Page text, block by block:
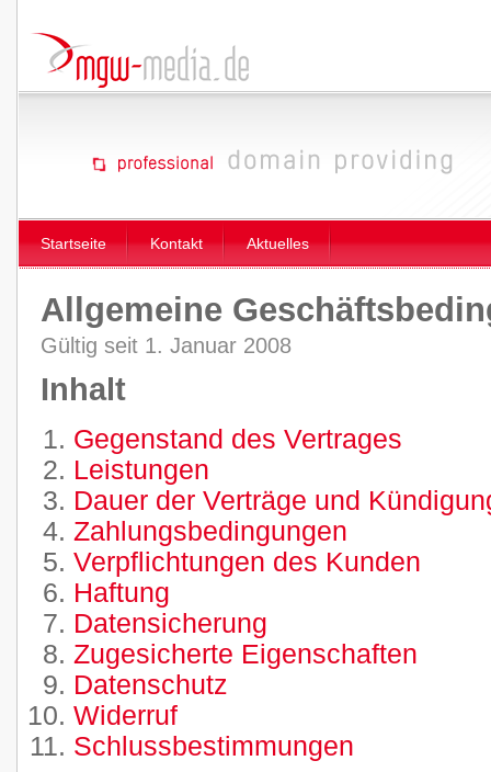
Startseite Kontakt Aktuelles
Allgemeine
Gültig seit 1. Januar 2008
Inhalt
Gegenstand des Vertrages
Leistungen
Dauer der Verträge und
Zahlungsbedingungen
Verpflichtungen des Kunden
Haftung
Datensicherung
Zugesicherte Eigenschaften
Datenschutz
Widerruf
Schlussbestimmungen